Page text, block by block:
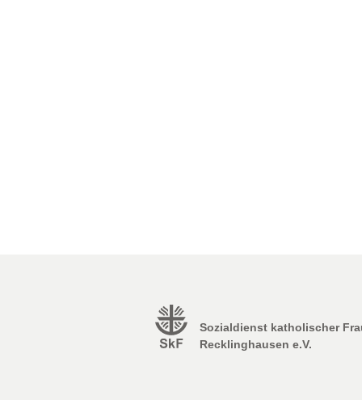
Sozialdienst katholischer
Recklinghausen e.V.